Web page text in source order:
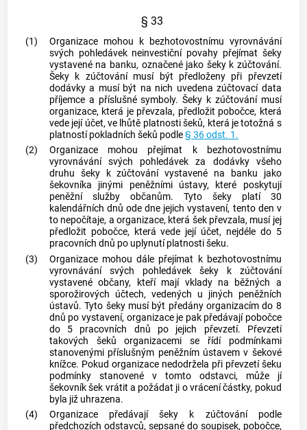
§ 33
(1)
Organizace mohou k bezhotovostnímu vyrovnávání
svých pohledávek neinvestiční povahy přejímat šeky
vystavené na banku, označené jako šeky k zúčtování.
Šeky k zúčtování musí být předloženy při převzetí
dodávky a musí být na nich uvedena zúčtovací data
příjemce a příslušné symboly. Šeky k zúčtování musí
organizace, která je převzala, předložit pobočce, která
vede její účet, ve lhůtě platnosti šeků, která je totožná s
platností pokladních šeků podle§ 36 odst. 1.
(2)
Organizace mohou přejímat k bezhotovostnímu
vyrovnávání svých pohledávek za dodávky všeho
druhu šeky k zúčtování vystavené na banku jako
šekovníka jinými peněžními ústavy, které poskytují
peněžní služby občanům. Tyto šeky platí 30
kalendářních dnů ode dne jejich vystavení, tento den v
to nepočítaje, a organizace, která šek převzala, musí jej
předložit pobočce, která vede její účet, nejdéle do 5
pracovních dnů po uplynutí platnosti šeku.
(3)
Organizace mohou dále přejímat k bezhotovostnímu
vyrovnávání svých pohledávek šeky k zúčtování
vystavené občany, kteří mají vklady na běžných a
sporožirových účtech, vedených u jiných peněžních
ústavů. Tyto šeky musí být předány organizacím do 8
dnů po vystavení, organizace je pak předávají pobočce
do 5 pracovních dnů po jejich převzetí. Převzetí
takových šeků organizacemi se řídí podmínkami
stanovenými příslušným peněžním ústavem v šekové
knížce. Pokud organizace nedodržela při převzetí šeku
podmínky stanovené v tomto odstavci, může jí
šekovník šek vrátit a požádat ji o vrácení částky, pokud
byla již uhrazena.
(4)
Organizace předávají šeky k zúčtování podle
předchozích odstavců, sepsané do soupisek, pobočce,